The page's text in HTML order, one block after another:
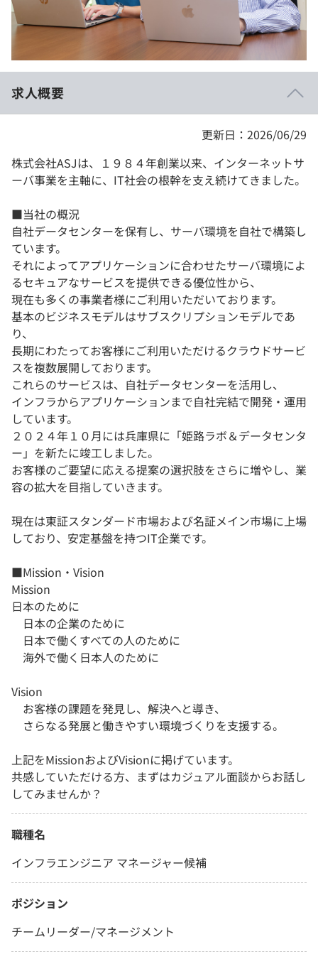
個人向けプラン
契約内容・クーポン
求人概要
更新日：2026/06/29
株式会社ASJは、１９８４年創業以来、インターネットサ
ーバ事業を主軸に、IT社会の根幹を支え続けてきました。
■当社の概況
自社データセンターを保有し、サーバ環境を自社で構築し
ています。
それによってアプリケーションに合わせたサーバ環境によ
るセキュアなサービスを提供できる優位性から、
現在も多くの事業者様にご利用いただいております。
基本のビジネスモデルはサブスクリプションモデルであ
り、
長期にわたってお客様にご利用いただけるクラウドサービ
スを複数展開しております。
これらのサービスは、自社データセンターを活用し、
インフラからアプリケーションまで自社完結で開発・運用
しています。
２０２４年１０月には兵庫県に「姫路ラボ＆データセンタ
ー」を新たに竣工しました。
お客様のご要望に応える提案の選択肢をさらに増やし、業
容の拡大を目指していきます。
現在は東証スタンダード市場および名証メイン市場に上場
しており、安定基盤を持つIT企業です。
■Mission・Vision
Mission
日本のために
日本の企業のために
日本で働くすべての人のために
海外で働く日本人のために
Vision
お客様の課題を発見し、解決へと導き、
さらなる発展と働きやすい環境づくりを支援する。
上記をMissionおよびVisionに掲げています。
共感していただける方、まずはカジュアル面談からお話し
してみませんか？
職種名
インフラエンジニア マネージャー候補
ポジション
チームリーダー/マネージメント